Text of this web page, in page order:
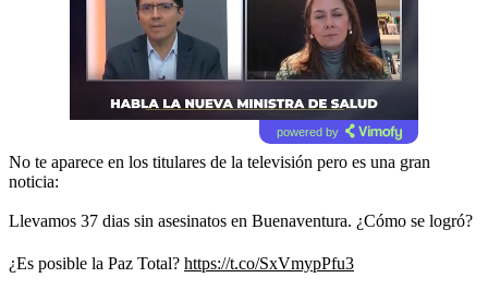
powered by
No te aparece en los titulares de la televisión pero es una gran
noticia:
Llevamos 37 dias sin asesinatos en Buenaventura. ¿Cómo se logró?
¿Es posible la Paz Total? https://t.co/SxVmypPfu3